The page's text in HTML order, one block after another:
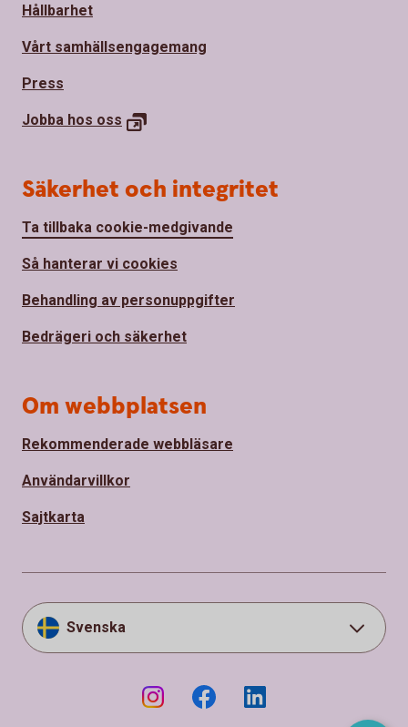
Hållbarhet
Vårt samhällsengagemang
Press
Jobba hos oss
Säkerhet och integritet
Ta tillbaka cookie-medgivande
Så hanterar vi cookies
Behandling av personuppgifter
Bedrägeri och säkerhet
Om webbplatsen
Rekommenderade webbläsare
Användarvillkor
Sajtkarta
Svenska